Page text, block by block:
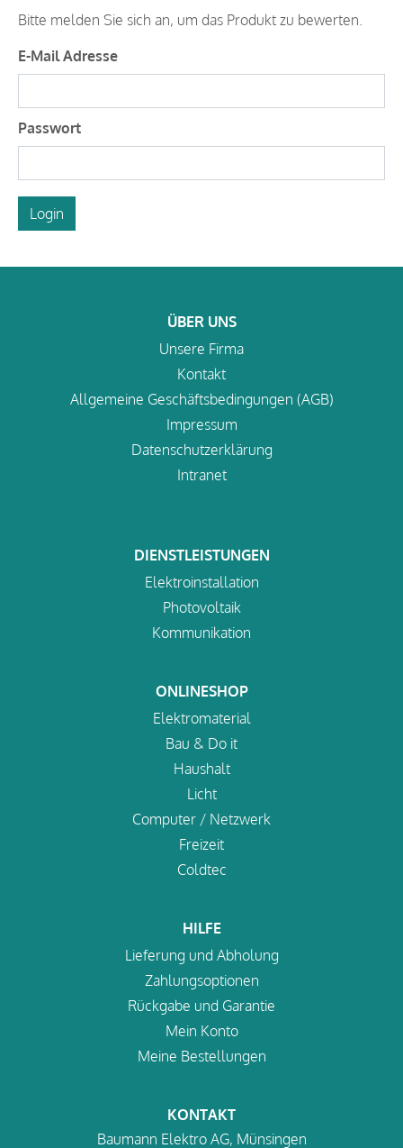
Bitte melden Sie sich an, um das Produkt zu bewerten.
E-Mail Adresse
Passwort
Login
ÜBER UNS
Unsere Firma
Kontakt
Allgemeine Geschäftsbedingungen (AGB)
Impressum
Datenschutzerklärung
Intranet
DIENSTLEISTUNGEN
Elektroinstallation
Photovoltaik
Kommunikation
ONLINESHOP
Elektromaterial
Bau & Do it
Haushalt
Licht
Computer / Netzwerk
Freizeit
Coldtec
HILFE
Lieferung und Abholung
Zahlungsoptionen
Rückgabe und Garantie
Mein Konto
Meine Bestellungen
KONTAKT
Baumann Elektro AG, Münsingen